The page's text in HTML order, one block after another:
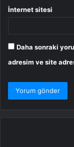
İnternet sitesi
Daha sonraki
adresim ve site